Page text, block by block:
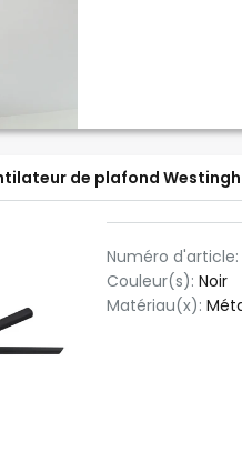
de plafond
Numéro d'article:
Couleur(s): Noir
Matériau(x):